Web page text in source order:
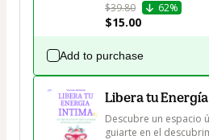
$39.80
62%
$15.00
Add to purchase
Libera tu
Descubre un espacio
guiarte en el